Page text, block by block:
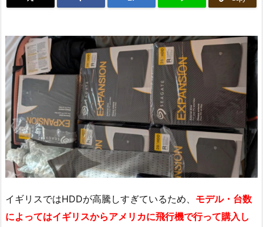
イギリスではHDDが高騰しすぎているため、 モデル・台数
によってはイギリスからアメリカに飛行機で行って購入し